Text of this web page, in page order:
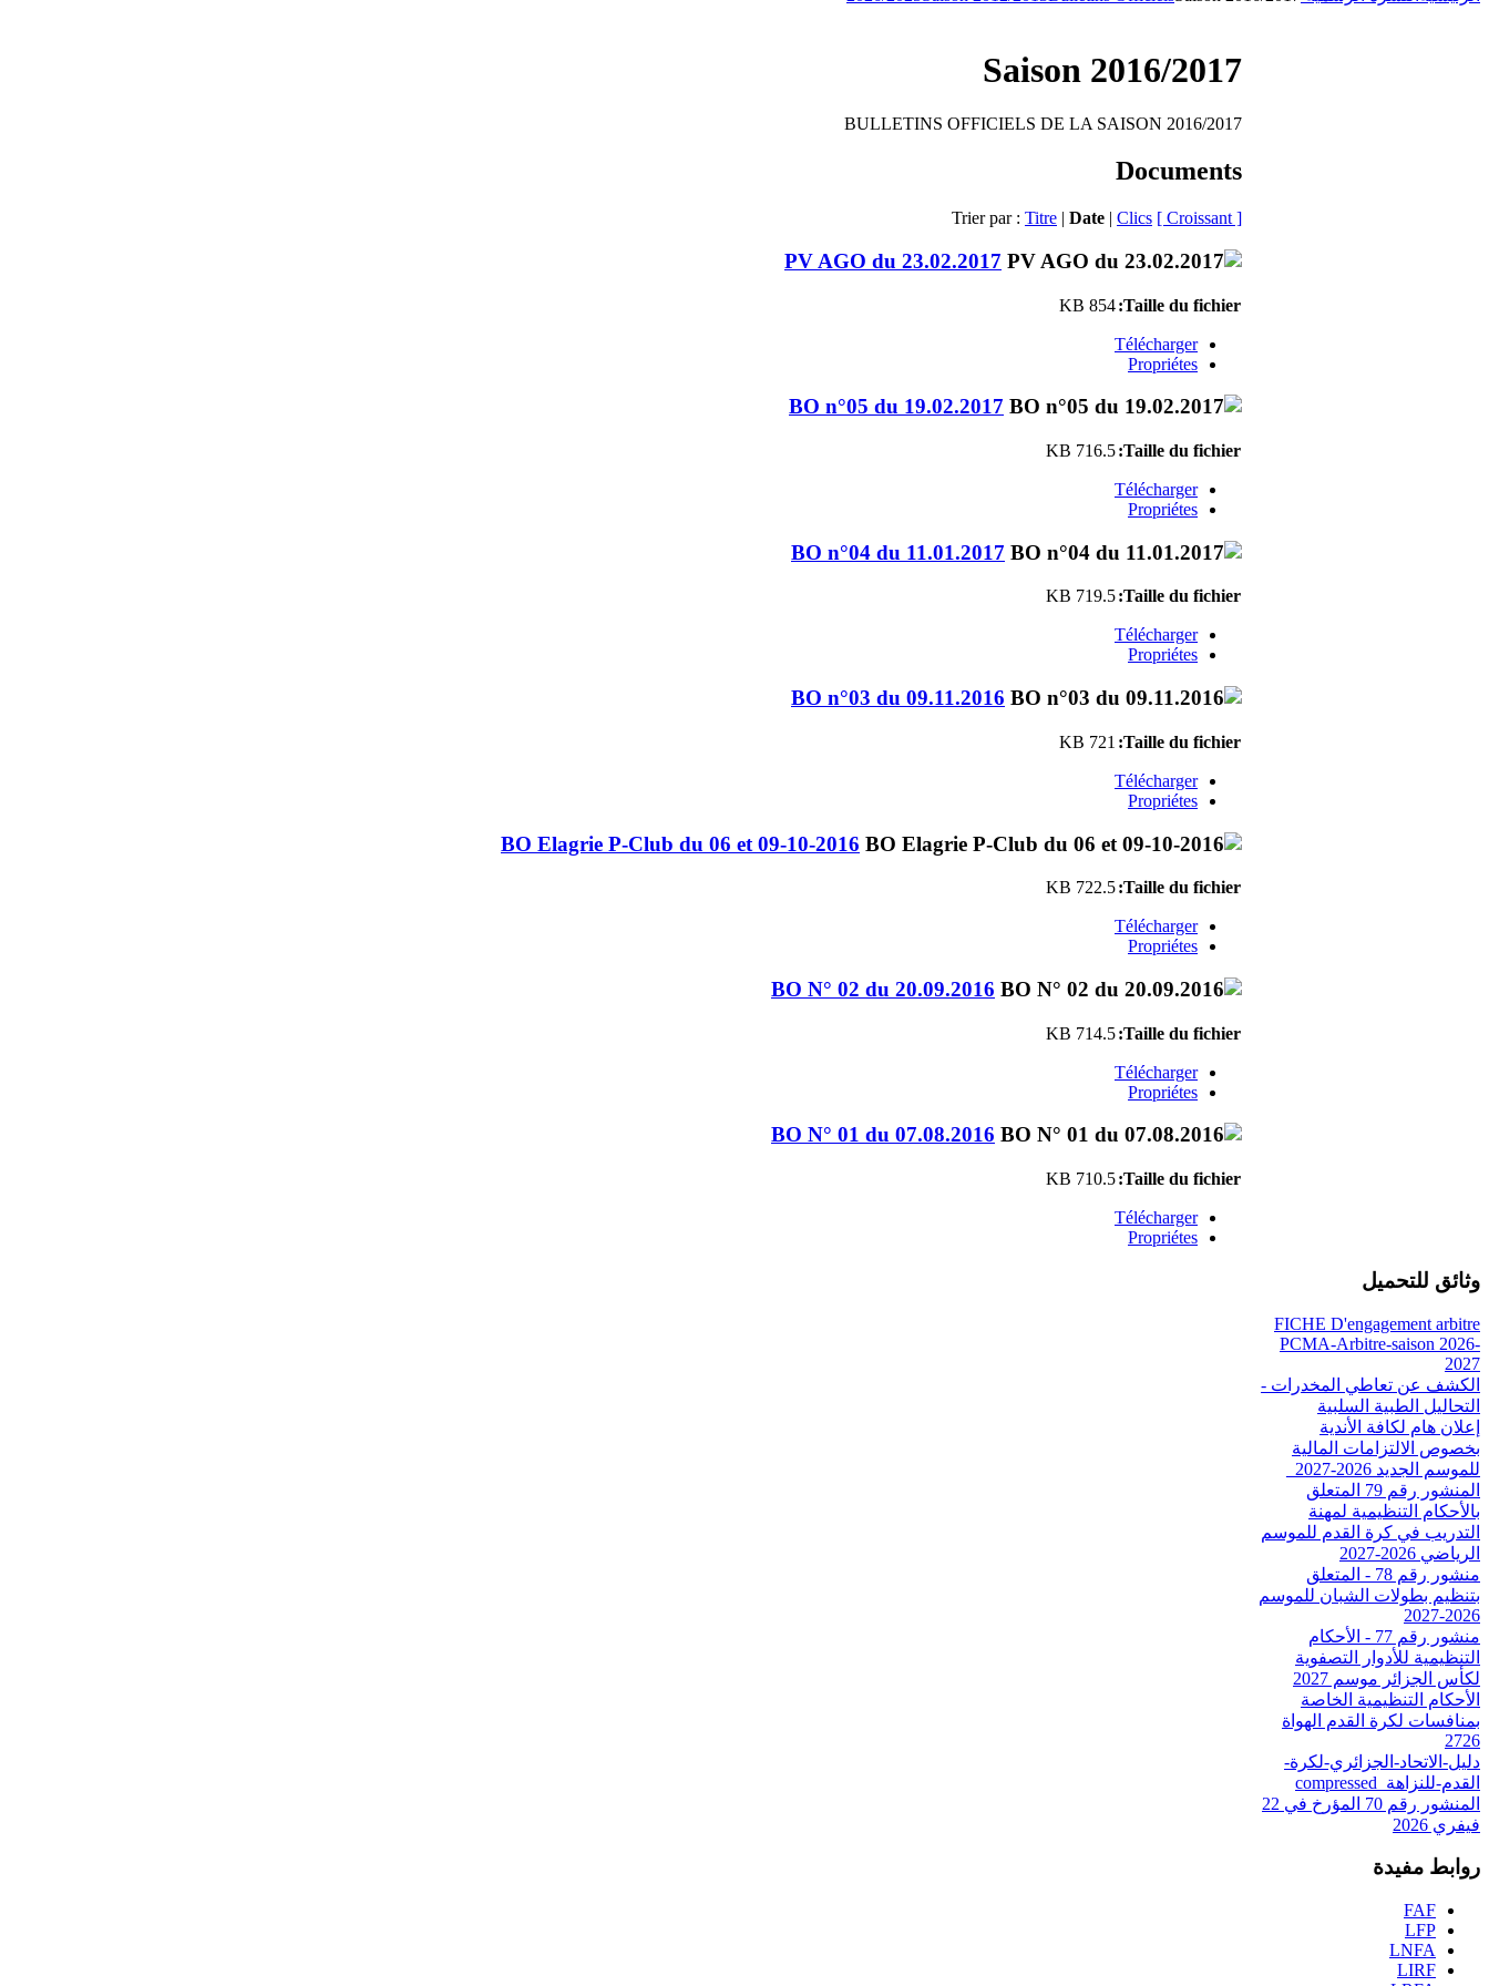
Saison 2016/2017
BULLETINS OFFICIELS DE LA SAISON 2016/2017
Documents
Trier par : Titre | Date | Clics [ Croissant ]
PV AGO du 23.02.2017
Taille du fichier:
854 KB
Télécharger
Propriétes
BO n°05 du 19.02.2017
Taille du fichier:
716.5 KB
Télécharger
Propriétes
BO n°04 du 11.01.2017
Taille du fichier:
719.5 KB
Télécharger
Propriétes
BO n°03 du 09.11.2016
Taille du fichier:
721 KB
Télécharger
Propriétes
BO Elagrie P-Club du 06 et 09-10-2016
Taille du fichier:
722.5 KB
Télécharger
Propriétes
BO N° 02 du 20.09.2016
Taille du fichier:
714.5 KB
Télécharger
Propriétes
BO N° 01 du 07.08.2016
Taille du fichier:
710.5 KB
Télécharger
Propriétes
وثائق للتحميل
FICHE D'engagement arbitre
PCMA-Arbitre-saison 2026-
2027
الكشف عن تعاطي المخدرات -
التحاليل الطبية السلبية
إعلان هام لكافة الأندية
بخصوص الالتزامات المالية
للموسم الجديد 2026-2027_
المنشور رقم 79 المتعلق
بالأحكام التنظيمية لمهنة
التدريب في كرة القدم للموسم
الرياضي 2026-2027
منشور رقم 78 - المتعلق
بتنظيم بطولات الشبان للموسم
2026-2027
منشور رقم 77 - الأحكام
التنظيمية للأدوار التصفوية
لكأس الجزائر موسم 2027
الأحكام التنظيمية الخاصة
بمنافسات لكرة القدم الهواة
2726
دليل-الاتحاد-الجزائري-لكرة-
القدم-للنزاهة_compressed
المنشور رقم 70 المؤرخ في 22
فيفري 2026
روابط مفيدة
FAF
LFP
LNFA
LIRF